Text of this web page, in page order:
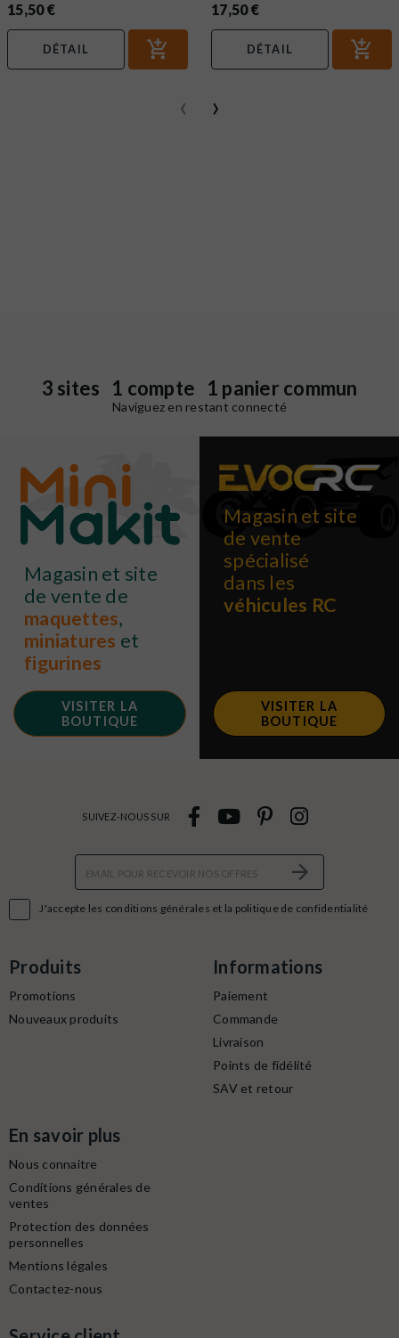
15,50 €
DÉTAIL
17,50 €
DÉTAIL
‹ ›
3 sites 1 compte 1 panier commun
Naviguez en restant connecté
Magasin et site
de vente de
maquettes,
miniatures et
figurines
VISITER LA
BOUTIQUE
Magasin et site
de vente
spécialisé
dans les
véhicules RC
VISITER LA
BOUTIQUE
J'accepte les conditions générales et la politique de confidentialité
SUIVEZ-NOUS SUR
Produits
Promotions
Nouveaux produits
Informations
Paiement
Commande
Livraison
Points de fidélité
SAV et retour
En savoir plus
Nous connaitre
Conditions générales de
ventes
Protection des données
personnelles
Mentions légales
Contactez-nous